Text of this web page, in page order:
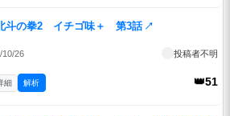
斗の拳2 イチゴ味＋ 第3話 ↗
10/26 投稿者不明
👑51
細 解析